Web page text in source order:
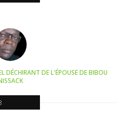
DÉCHIRANT DE L'ÉPOUSE DE BIBOU